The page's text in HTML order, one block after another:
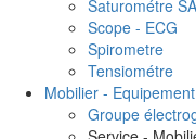
Saturométre
Scope - ECG
Spirometre
Tensiométre
Mobilier - Equipement
Groupe